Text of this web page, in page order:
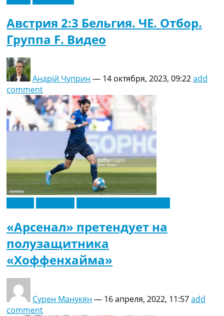
Австрия 2:3 Бельгия. ЧЕ. Отбор.
Группа F. Видео
Андрій Чуприн — 14 октября, 2023, 09:22add
comment
«Арсенал» претендует на
полузащитника
«Хоффенхайма»
Сурен Манукян — 16 апреля, 2022, 11:57add
comment